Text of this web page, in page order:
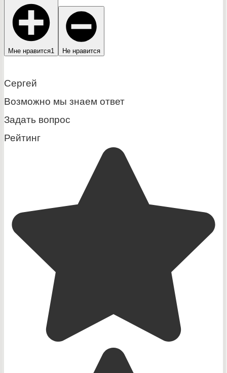
Мне нравится1 Не нравится
Сергей
Возможно мы знаем ответ
Задать вопрос
Рейтинг